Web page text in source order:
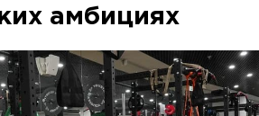
амбициях